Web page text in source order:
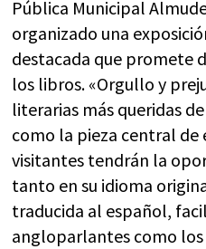
Pública Municipal
organizado una
destacada que promete
los libros. «Orgullo y
literarias más queridas
como la pieza central de
visitantes tendrán la
tanto en su idioma
traducida al español,
angloparlantes como